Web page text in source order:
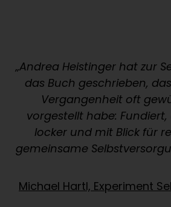
„Andrea Heistinger hat zur
das Buch geschrieben,
Vergangenheit oft
vorgestellt habe:
locker und mit Blick für
gemeinsame
Michael Hartl, Experiment